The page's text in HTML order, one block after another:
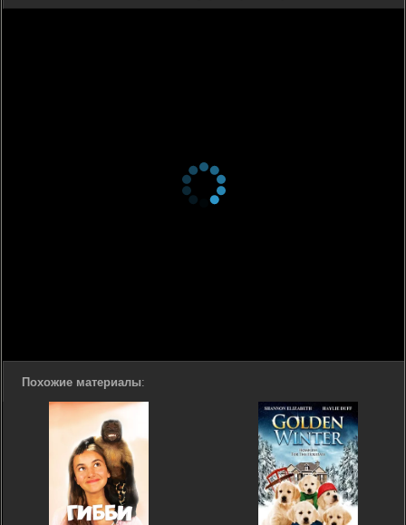
Похожие материалы: